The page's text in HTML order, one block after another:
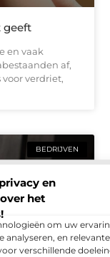
en
het
om uw
analyseren, en relevante
verschillende
geeft
en vaak
af,
verdriet,
BEDRIJVEN